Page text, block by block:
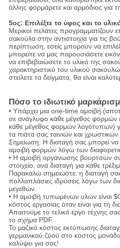
άλλης φορμάρετε και αρμόδιος για
5ος: Επιλέξτε το ύφος και το
Μερικοί πελάτες προγραμματίζουν
σακούλα στην αντιστοιχία για τις
περίπτωση, εσείς μπορούν να
μπορείτε να μας παρουσιάσετε
να επιβεβαιώσετε το υλικό της
χαρακτηριστικό του υλικού
στείλετε τα δείγματα, θα είναι
Πόσο το ιδιωτικό
• Υπάρχει μια one-time αμοιβή
σε ανάγλυφο κάθε μέγεθος φορμών
κάθε μέγεθος φορμών λογότυπων)
τα πιάτα σας ταινιών και
Σημείωση: Η διαταγή σας μπορεί
αμοιβή φορμών λόγω των
• Η αμοιβή οργάνωσης βουρτσών
στοιχείο, ανά διαταγή για κάθε
Παρακαλώ σημειώστε: η διαταγή
πολλαπλάσιες ιδρύσεις λόγω των
μεγεθών.
• Η αμοιβή τυπωμένων υλών είναι
κόστος εργασίας όταν είναι για τη
Απαιτούμε το τελικό έργο τέχνης
το σχήμα PDF.
Το μαζικό κόστος εκτύπωσης
γερμανικού ζύού στο κόστος
καλύψει για σας!